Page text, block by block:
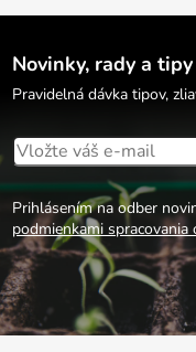
Novinky, rady a
Pravidelná dávka tipov,
Prihlásením na odber
podmienkami spracovania